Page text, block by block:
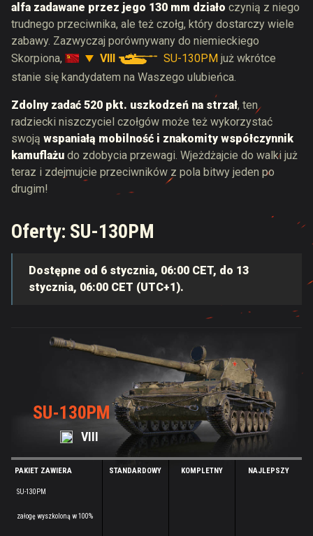
alfa zadawane przez jego 130 mm działo czynią z niego
trudnego przeciwnika, ale też czołg, który dostarczy wiele
zabawy. Zazwyczaj porównywany do niemieckiego
Skorpiona,
VIII SU-130PM już wkrótce
stanie się kandydatem na Waszego ulubieńca.
Zdolny zadać 520 pkt. uszkodzeń na strzał, ten
radziecki niszczyciel czołgów może też wykorzystać
swoją wspaniałą mobilność i znakomitywspółczynnik
kamuflażu do zdobycia przewagi. Wjeżdżajcie do walki już
teraz i zdejmujcie przeciwników z pola bitwy jeden po
drugim!
Oferty: SU-130PM
Dostępne od 6 stycznia, 06:00 CET, do 13
stycznia, 06:00 CET (UTC+1).
SU-130PM
VIII
PAKIET ZAWIERA
SU-130PM
załogę wyszkoloną w 100%
STANDARDOWY KOMPLETNY NAJLEPSZY